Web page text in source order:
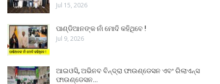
Jul 15, 2026
ପାଣ୍ଡିଆନଙ୍କ ନାଁ ମୋଦି କହିଥିବେ !
Jul 9, 2026
ଆଇଓସି, ଅଭିନବ ବିନ୍ଦ୍ରା ଫାଉଣ୍ଡେସନ ଏବଂ ରିଲାଏନ୍ସ
ଫାଉଣ୍ଡେସନ…